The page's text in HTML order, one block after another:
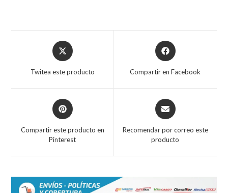
Opens
in
Twitea este producto
Opens
in
a
Compartir en Facebook
Opens
in
new
Compartir este producto en
Pinterest
Opens
in
new
Recomendar por correo este
producto